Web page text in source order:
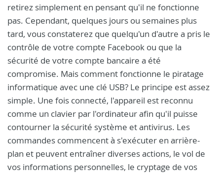
retirez simplement en pensant qu'il ne fonctionne
pas. Cependant, quelques jours ou semaines plus
tard, vous constaterez que quelqu'un d'autre a pris le
contrôle de votre compte Facebook ou que la
sécurité de votre compte bancaire a été
compromise. Mais comment fonctionne le piratage
informatique avec une clé USB? Le principe est assez
simple. Une fois connecté, l'appareil est reconnu
comme un clavier par l'ordinateur afin qu'il puisse
contourner la sécurité système et antivirus. Les
commandes commencent à s'exécuter en arrière-
plan et peuvent entraîner diverses actions, le vol de
vos informations personnelles, le cryptage de vos